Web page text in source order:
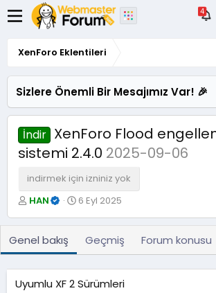
XenForo Eklentileri
Sizlere Önemli Bir Mesajımız Var! 🎉
İndir XenForo Flood
sistemi 2.4.0 2025-09-06
indirmek için izniniz yok
Y
a
r
HAN
O
u
6 Eyl 2025
Genel bakış Geçmiş Forum konusu
Uyumlu XF 2 Sürümleri